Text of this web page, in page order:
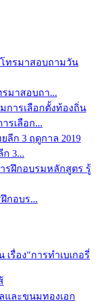
มาสอบถา...
รเลือก...
3...
กอบร...
รื่อง"การทำเบเกอรี่
ละขนมทองเอก